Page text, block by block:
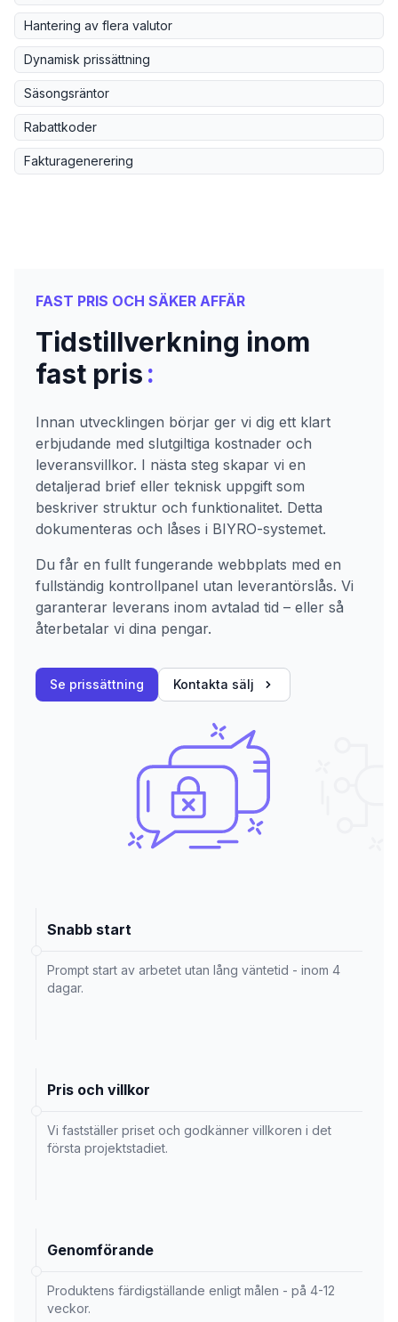
Hantering av flera valutor
Dynamisk prissättning
Säsongsräntor
Rabattkoder
Fakturagenerering
FAST PRIS OCH SÄKER AFFÄR
Tidstillverkning inom
fast pris:
Innan utvecklingen börjar ger vi dig ett klart
erbjudande med slutgiltiga kostnader och
leveransvillkor. I nästa steg skapar vi en
detaljerad brief eller teknisk uppgift som
beskriver struktur och funktionalitet. Detta
dokumenteras och låses i BIYRO-systemet.
Du får en fullt fungerande webbplats med en
fullständig kontrollpanel utan leverantörslås. Vi
garanterar leverans inom avtalad tid – eller så
återbetalar vi dina pengar.
Se prissättning Kontakta sälj
Snabb start
Prompt start av arbetet utan lång väntetid - inom 4
dagar.
Pris och villkor
Vi fastställer priset och godkänner villkoren i det
första projektstadiet.
Genomförande
Produktens färdigställande enligt målen - på 4-12
veckor.